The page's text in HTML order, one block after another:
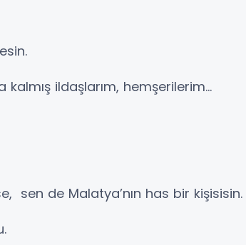
kalmış ildaşlarım, hemşerilerim…
sen de Malatya’nın has bir kişisisin.